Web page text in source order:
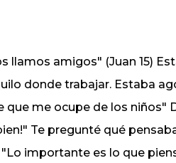
llamos amigos" (Juan 15)
donde trabajar. Estaba
que me ocupe de los
Te pregunté qué
importante es lo que